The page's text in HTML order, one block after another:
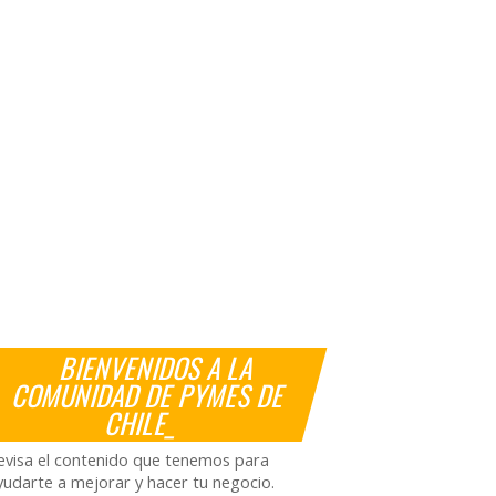
BIENVENIDOS A LA
COMUNIDAD DE PYMES DE
CHILE_
el contenido que tenemos para
a mejorar y hacer tu negocio.